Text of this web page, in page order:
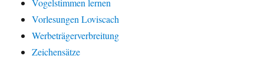
Vogelstimmen lernen
Vorlesungen Loviscach
Werbeträgerverbreitung
Zeichensätze